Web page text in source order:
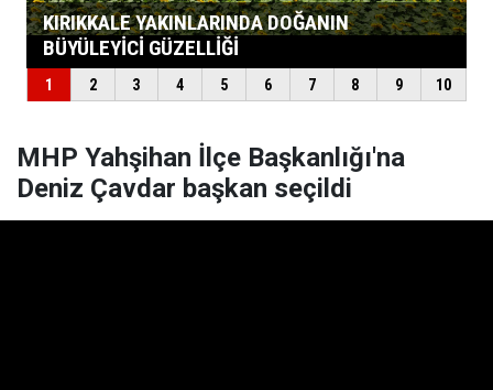
MHP Yahşihan İlçe Başkanlığı'na
Deniz Çavdar başkan seçildi